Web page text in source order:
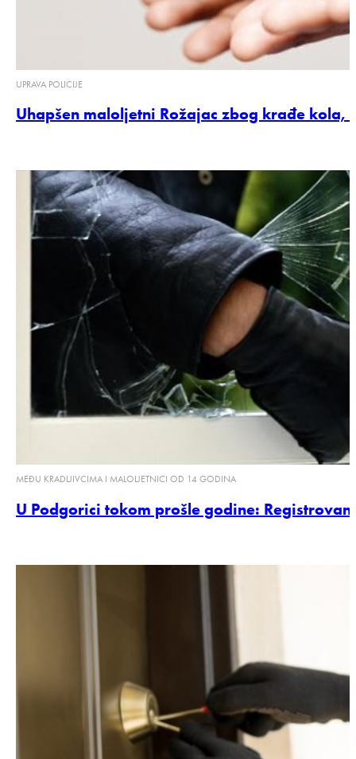
UPRAVA POLICIJE
Uhapšen maloljetni Rožajac zbog krađe
MEĐU KRADLJIVCIMA I MALOLJETNICI OD 14 GODINA
U Podgorici tokom prošle godine: